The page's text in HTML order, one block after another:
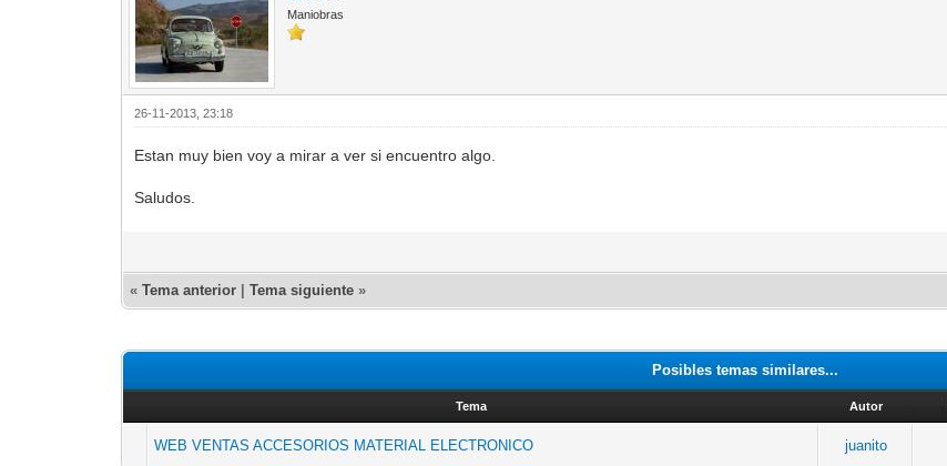
Maniobras
26-11-2013, 23:18
Estan muy bien voy a mirar a ver si encuentro algo.
Saludos.
«Tema anterior |Tema siguiente »
Posibles temas similares...
Tema Autor
WEB VENTAS ACCESORIOS MATERIAL ELECTRONICO juanito